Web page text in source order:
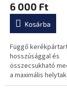
átlagos
értékelése
0,0
csillag.
6 000 Ft
Kosárba
Függő
hosszúsággal és
összecsukható
a maximális
érdekében!